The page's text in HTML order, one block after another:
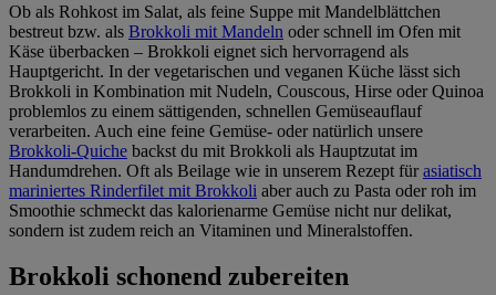
Ob als Rohkost im Salat, als feine Suppe mit Mandelblättchen
bestreut bzw. als Brokkoli mit Mandeln oder schnell im Ofen mit
Käse überbacken – Brokkoli eignet sich hervorragend als
Hauptgericht. In der vegetarischen und veganen Küche lässt sich
Brokkoli in Kombination mit Nudeln, Couscous, Hirse oder Quinoa
problemlos zu einem sättigenden, schnellen Gemüseauflauf
verarbeiten. Auch eine feine Gemüse- oder natürlich unsere
Brokkoli-Quiche backst du mit Brokkoli als Hauptzutat im
Handumdrehen. Oft als Beilage wie in unserem Rezept fürasiatisch
mariniertes Rinderfilet mit Brokkoli aber auch zu Pasta oder roh im
Smoothie schmeckt das kalorienarme Gemüse nicht nur delikat,
sondern ist zudem reich an Vitaminen und Mineralstoffen.
Brokkoli schonend zubereiten